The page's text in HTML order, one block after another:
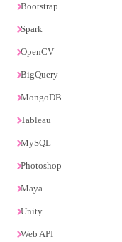
Bootstrap
Spark
OpenCV
BigQuery
MongoDB
Tableau
MySQL
Photoshop
Maya
Unity
Web API